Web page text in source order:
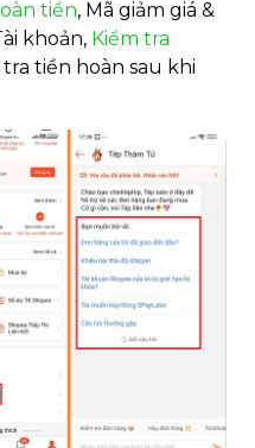
tiền, Mã giảm giá &
khoản, Kiểm tra
tra tiền hoàn sau khi